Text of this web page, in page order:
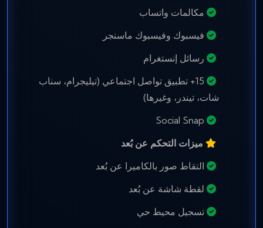
مكالمات واتساب
فيسبوك وفيسبوك ماسنجر
رسائل إنستغرام
15+ تطبيق تواصل اجتماعي (تيليجرام، سناب
شات، تيندر، وغيرها)
ميزات التحكم عن بُعد
التقاط صور بالكاميرا عن بُعد
لقطة شاشة عن بُعد
تسجيل محيط حي